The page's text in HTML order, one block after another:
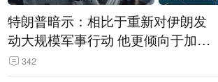
特朗普暗示：相比于重新对伊朗发
动大规模军事行动 他更倾向于加大
经济施压
342